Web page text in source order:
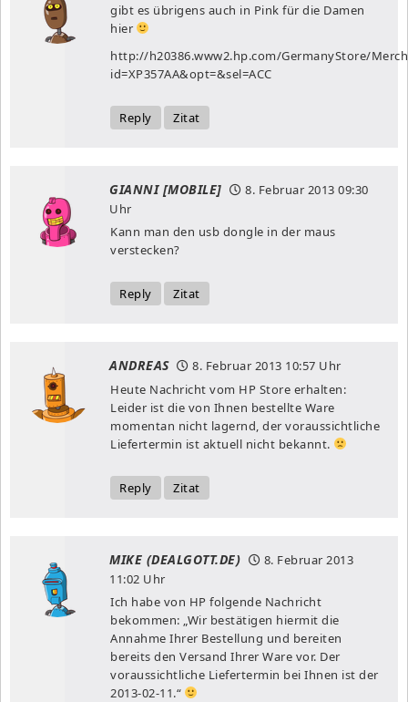
gibt es übrigens auch in Pink für die Damen
hier
http://h20386.www2.hp.com/GermanyStore/
id=XP357AA&opt=&sel=ACC
Reply Zitat
GIANNI [MOBILE] 8. Februar 2013 09:30
Uhr
Kann man den usb dongle in der maus
verstecken?
Reply Zitat
ANDREAS 8. Februar 2013 10:57 Uhr
Heute Nachricht vom HP Store erhalten:
Leider ist die von Ihnen bestellte Ware
momentan nicht lagernd, der voraussichtliche
Liefertermin ist aktuell nicht bekannt.
Reply Zitat
MIKE (DEALGOTT.DE)
8. Februar 2013
11:02 Uhr
Ich habe von HP folgende Nachricht
bekommen: „Wir bestätigen hiermit die
Annahme Ihrer Bestellung und bereiten
bereits den Versand Ihrer Ware vor. Der
voraussichtliche Liefertermin bei Ihnen ist der
2013-02-11.“